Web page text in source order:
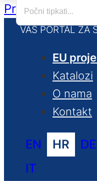
Preskoči na
VAŠ PORTAL ZA
EU
Katalozi
O nama
Kontakt
EN HR
DE
IT